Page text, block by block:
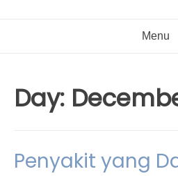
Menu
Day:
Penyakit yang